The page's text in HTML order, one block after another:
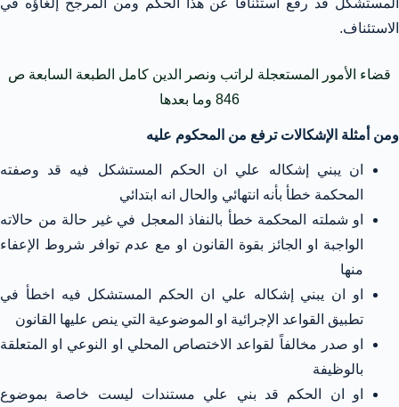
الاستئناف.
قضاء الأمور المستعجلة لراتب ونصر الدين كامل الطبعة السابعة ص
846 وما بعدها
ومن أمثلة الإشكالات ترفع من المحكوم عليه
ان يبني إشكاله علي ان الحكم المستشكل فيه قد وصفته
المحكمة خطأ بأنه انتهائي والحال انه ابتدائي
او شملته المحكمة خطأ بالنفاذ المعجل في غير حالة من حالاته
الواجبة او الجائز بقوة القانون او مع عدم توافر شروط الإعفاء
منها
او ان يبني إشكاله علي ان الحكم المستشكل فيه اخطأ في
تطبيق القواعد الإجرائية او الموضوعية التي ينص عليها القانون
او صدر مخالفاً لقواعد الاختصاص المحلي او النوعي او المتعلقة
بالوظيفة
او ان الحكم قد بني علي مستندات ليست خاصة بموضوع